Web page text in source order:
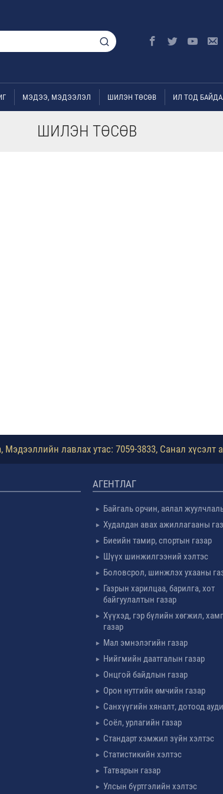
МЭДЭЭ, МЭДЭЭЛЭЛ ШИЛЭН ТӨСӨВ ИЛ ТОД
ШИЛЭН ТӨСӨВ
лавлах утас: 7059-3833, Санал хүсэлт
АГЕНТЛАГ
Байгаль орчин, аялал
Худалдан авах ажиллагааны
Биеийн тамир, спортын газар
Шүүх шинжилгээний хэлтэс
Боловсрол, шинжлэх ухааны
Газрын харилцаа, барилга, хот
байгуулалтын газар
Хүүхэд, гэр бүлийн хөгжил,
газар
Мал эмнэлэгийн газар
Нийгмийн даатгалын газар
Онцгой байдлын газар
Орон нутгийн өмчийн газар
Санхүүгийн хяналт, дотоод
Соёл, урлагийн газар
Стандарт хэмжил зүйн хэлтэс
Статистикийн хэлтэс
Татварын газар
Улсын бүртгэлийн хэлтэс